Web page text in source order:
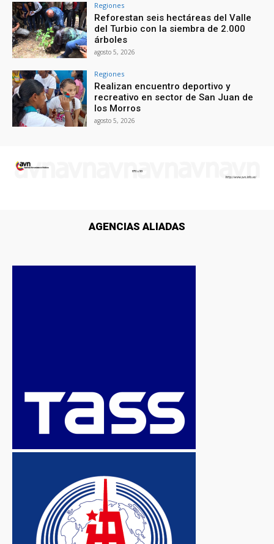
Regiones
Reforestan seis hectáreas del Valle
del Turbio con la siembra de 2.000
árboles
agosto 5, 2026
Regiones
Realizan encuentro deportivo y
recreativo en sector de San Juan de
los Morros
agosto 5, 2026
AGENCIAS ALIADAS